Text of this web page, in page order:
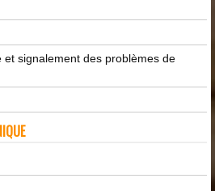
et signalement des problèmes de